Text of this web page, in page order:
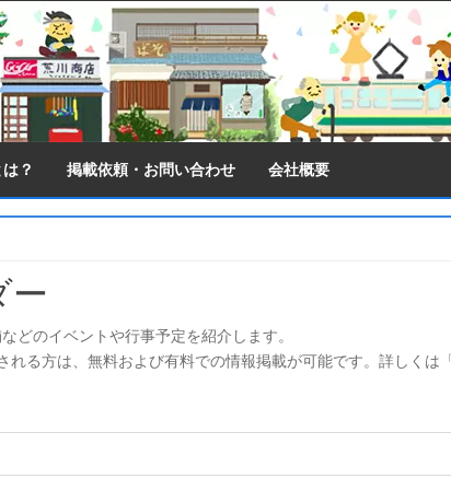
？ 掲載依頼・お問い合わせ 会社概要
ー
どのイベントや行事予定を紹介します。
る方は、無料および有料での情報掲載が可能です。詳しくは「